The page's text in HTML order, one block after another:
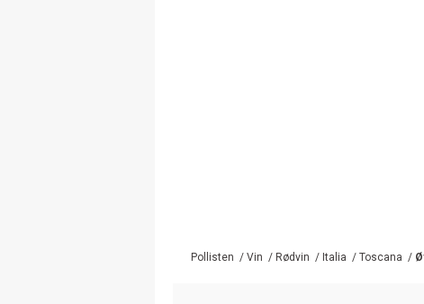
Pollisten / Vin / Rødvin / Italia / Toscana /